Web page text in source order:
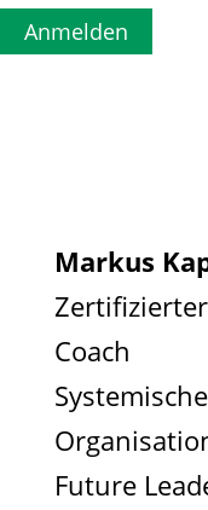
Anmelden
Markus
Coach
Future